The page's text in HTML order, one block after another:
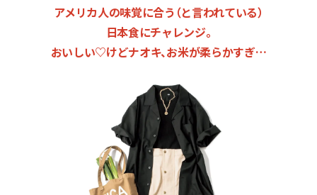
アメリカ人の味覚に合う（と言われている）
日本食にチャレンジ。
おいしい♡けどナオキ、お米が柔らかすぎ…